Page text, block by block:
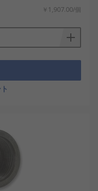
ェルメーカ
します。以下は
ルを製造。
・コネクティビ
能バックシェ
みがありま
￥1,907.00/個